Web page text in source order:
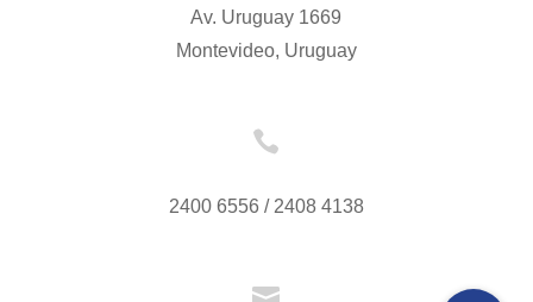
Av. Uruguay 1669
Montevideo, Uruguay

2400 6556 / 2408 4138